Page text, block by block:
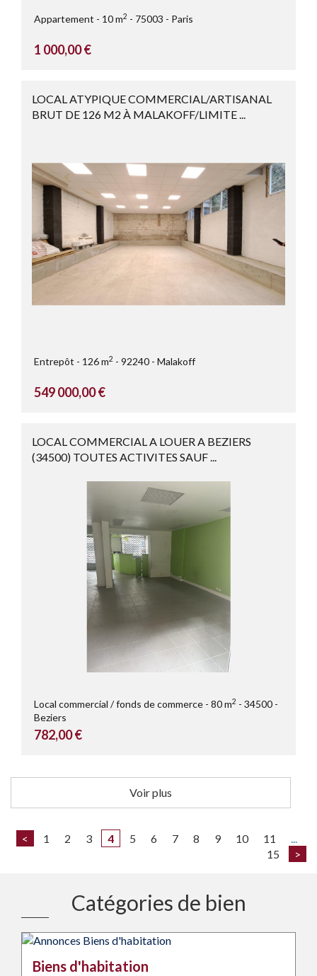
Appartement 10 m2 75003 Paris
1 000,00 €
LOCAL ATYPIQUE COMMERCIAL/ARTISANAL
BRUT DE 126 M2 À MALAKOFF/LIMITE ...
Entrepôt 126 m2 92240 Malakoff
549 000,00 €
LOCAL COMMERCIAL A LOUER A BEZIERS
(34500) TOUTES ACTIVITES SAUF ...
Local commercial / fonds de commerce 80 m2
34500
Beziers
782,00 €
Voir plus
< 1 2 3 4 5 6 7 8 9 10 11
...
15
>
Catégories de bien
Biens d'habitation